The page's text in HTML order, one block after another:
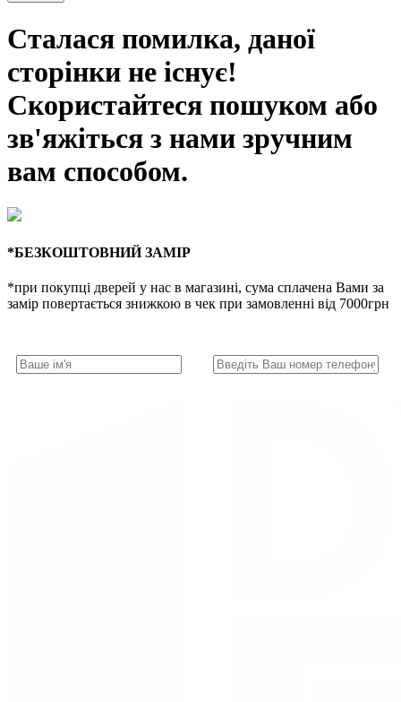
Сталася помилка, даної
сторінки не існує!
Скористайтеся пошуком або
зв'яжіться з нами зручним
вам способом.
*БЕЗКОШТОВНИЙ ЗАМІР
*при покупці дверей у нас в магазині, сума сплачена Вами за
замір повертається знижкою в чек при замовленні від 7000грн